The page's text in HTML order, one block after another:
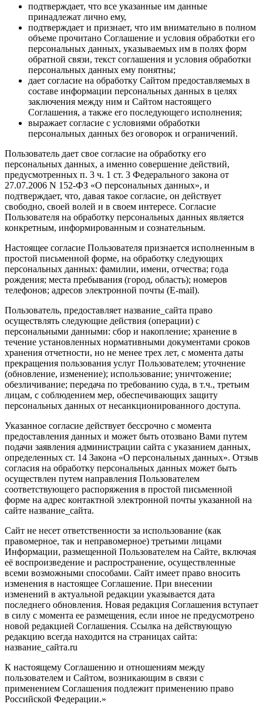
подтверждает, что все указанные им данные
принадлежат лично ему,
подтверждает и признает, что им внимательно в полном
объеме прочитано Соглашение и условия обработки его
персональных данных, указываемых им в полях форм
обратной связи, текст соглашения и условия обработки
персональных данных ему понятны;
дает согласие на обработку Сайтом предоставляемых в
составе информации персональных данных в целях
заключения между ним и Сайтом настоящего
Соглашения, а также его последующего исполнения;
выражает согласие с условиями обработки
персональных данных без оговорок и ограничений.
Пользователь дает свое согласие на обработку его
персональных данных, а именно совершение действий,
предусмотренных п. 3 ч. 1 ст. 3 Федерального закона от
27.07.2006 N 152-ФЗ «О персональных данных», и
подтверждает, что, давая такое согласие, он действует
свободно, своей волей и в своем интересе. Согласие
Пользователя на обработку персональных данных является
конкретным, информированным и сознательным.
Настоящее согласие Пользователя признается исполненным в
простой письменной форме, на обработку следующих
персональных данных: фамилии, имени, отчества; года
рождения; места пребывания (город, область); номеров
телефонов; адресов электронной почты (E-mail).
Пользователь, предоставляет название_сайта право
осуществлять следующие действия (операции) с
персональными данными: сбор и накопление; хранение в
течение установленных нормативными документами сроков
хранения отчетности, но не менее трех лет, с момента даты
прекращения пользования услуг Пользователем; уточнение
(обновление, изменение); использование; уничтожение;
обезличивание; передача по требованию суда, в т.ч., третьим
лицам, с соблюдением мер, обеспечивающих защиту
персональных данных от несанкционированного доступа.
Указанное согласие действует бессрочно с момента
предоставления данных и может быть отозвано Вами путем
подачи заявления администрации сайта с указанием данных,
определенных ст. 14 Закона «О персональных данных». Отзыв
согласия на обработку персональных данных может быть
осуществлен путем направления Пользователем
соответствующего распоряжения в простой письменной
форме на адрес контактной электронной почты указанной на
сайте название_сайта.
Сайт не несет ответственности за использование (как
правомерное, так и неправомерное) третьими лицами
Информации, размещенной Пользователем на Сайте, включая
её воспроизведение и распространение, осуществленные
всеми возможными способами. Сайт имеет право вносить
изменения в настоящее Соглашение. При внесении
изменений в актуальной редакции указывается дата
последнего обновления. Новая редакция Соглашения вступает
в силу с момента ее размещения, если иное не предусмотрено
новой редакцией Соглашения. Ссылка на действующую
редакцию всегда находится на страницах сайта:
название_сайта.ru
К настоящему Соглашению и отношениям между
пользователем и Сайтом, возникающим в связи с
применением Соглашения подлежит применению право
Российской Федерации.»